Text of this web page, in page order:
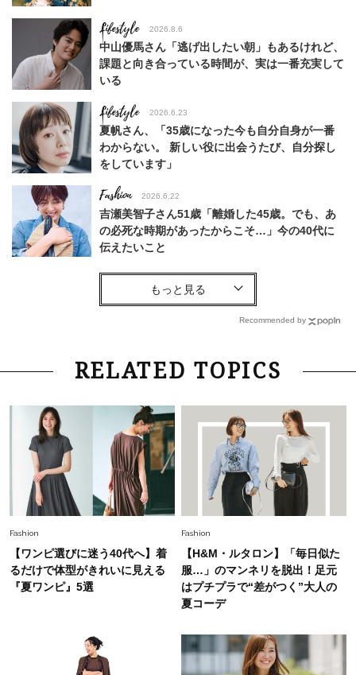
Lifestyle 2026.8.6
中山優馬さん「逃げ出したい朝」もあるけれど、
課題と向き合っている時間が、実は一番充実して
いる
Lifestyle 2026.6.23
夏帆さん、「35歳になった今も自分自身が一番
わからない。 新しい役に出会うたび、自分探し
をしています」
Fashion 2026.6.22
吉瀬美智子さん51歳「離婚した45歳。でも、あ
の必死な時期があったからこそ…」今の40代に
伝えたいこと
Fashion
【40代コンサバ派】白Tシャツは「パール×ゴー
ルドアクセ」を合わせるのが正解！〈大野真理子
Lifestyle 2026.7.29
「お若いですね」は褒め言葉？“若い＝美しい”と
ーレス連載22】
Lifestyle 2026.8.6
26年夏の【開運アクション】は”ひと拭き”習
慣！「金運アップ→トイレ、じゃあ底上げ運
は？」
2026.5.22
梅宮アンナさん 電撃婚から1年、家族の価値観
を育み中「理想の暮らしよりも今の心地よさを選
中村ゆりさん「40代になり、やっと“仕事以外の
幸福感”に目が向いた」ライフスタイルも、服も
Recommended by
RELATED TOPICS
Fashion
【ワンピ選びに迷う40代へ】着
るだけで体型がきれいに見える
『夏ワンピ』5選
Fashion
【H&M・ルタロン】「毎日似た
服…」のマンネリを脱出！足元
はプチプラで“差がつく”大人の
夏コーデ